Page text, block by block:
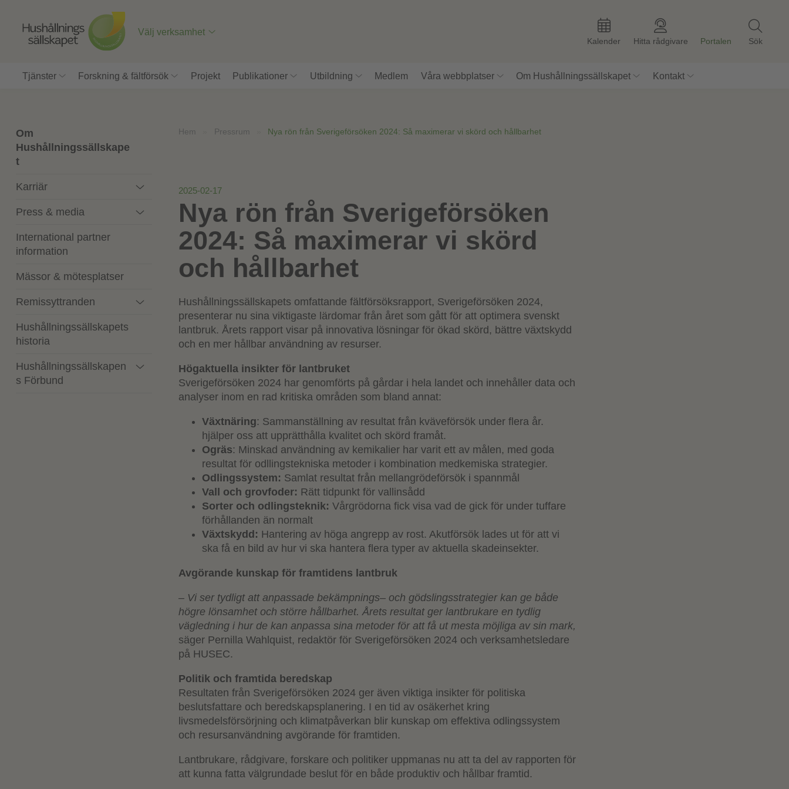
Välj verksamhet
Kalender Hitta rådgivare Portalen Sök
Tjänster Forskning & fältförsök Projekt Publikationer Utbildning Medlem Våra webbplatser Om Hushållningssällskapet Kontakt
Om
Hushållningssällskape
t
Karriär
Press & media
International partner
information
Mässor & mötesplatser
Remissyttranden
Hushållningssällskapets
historia
Hushållningssällskapen
s Förbund
Hem Pressrum Nya rön från Sverigeförsöken 2024: Så maximerar vi skörd och hållbarhet
2025-02-17
Nya rön från Sverigeförsöken
2024: Så maximerar vi skörd
och hållbarhet
Hushållningssällskapets omfattande fältförsöksrapport, Sverigeförsöken 2024,
presenterar nu sina viktigaste lärdomar från året som gått för att optimera svenskt
lantbruk. Årets rapport visar på innovativa lösningar för ökad skörd, bättre växtskydd
och en mer hållbar användning av resurser.
Högaktuella insikter för lantbruket
Sverigeförsöken 2024 har genomförts på gårdar i hela landet och innehåller data och
analyser inom en rad kritiska områden som bland annat:
Växtnäring: Sammanställning av resultat från kväveförsök under flera år.
hjälper oss att upprätthålla kvalitet och skörd framåt.
Ogräs: Minskad användning av kemikalier har varit ett av målen, med goda
resultat för odllingstekniska metoder i kombination medkemiska strategier.
Odlingssystem: Samlat resultat från mellangrödeförsök i spannmål
Vall och grovfoder: Rätt tidpunkt för vallinsådd
Sorter och odlingsteknik:Vårgrödorna fick visa vad de gick för under tuffare
förhållanden än normalt
Växtskydd: Hantering av höga angrepp av rost. Akutförsök lades ut för att vi
ska få en bild av hur vi ska hantera flera typer av aktuella skadeinsekter.
Avgörande kunskap för framtidens lantbruk
– Vi ser tydligt att anpassade bekämpnings– och gödslingsstrategier kan ge både
högre lönsamhet och större hållbarhet. Årets resultat ger lantbrukare en tydlig
vägledning i hur de kan anpassa sina metoder för att få ut mesta möjliga av sin mark,
säger Pernilla Wahlquist, redaktör för Sverigeförsöken 2024 och verksamhetsledare
på HUSEC.
Politik och framtida beredskap
Resultaten från Sverigeförsöken 2024 ger även viktiga insikter för politiska
beslutsfattare och beredskapsplanering. I en tid av osäkerhet kring
livsmedelsförsörjning och klimatpåverkan blir kunskap om effektiva odlingssystem
och resursanvändning avgörande för framtiden.
Lantbrukare, rådgivare, forskare och politiker uppmanas nu att ta del av rapporten för
att kunna fatta välgrundade beslut för en både produktiv och hållbar framtid.